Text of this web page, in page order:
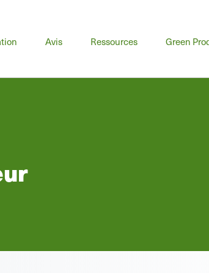
Avis Ressources Green